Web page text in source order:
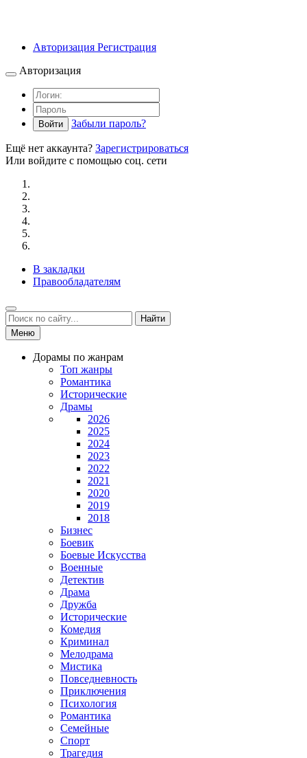
Авторизация Регистрация
Авторизация
Войти Забыли пароль?
Ещё нет аккаунта? Зарегистрироваться
Или войдите с помощью соц. сети
В закладки
Правообладателям
Найти
Меню
Дорамы по жанрам
Топ жанры
Романтика
Исторические
Драмы
2026
2025
2024
2023
2022
2021
2020
2019
2018
Бизнес
Боевик
Боевые Искусства
Военные
Детектив
Драма
Дружба
Исторические
Комедия
Криминал
Мелодрама
Мистика
Повседневность
Приключения
Психология
Романтика
Семейные
Спорт
Трагедия